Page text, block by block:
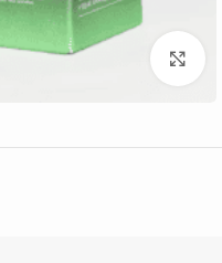
Click to enlarge